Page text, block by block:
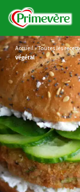
Accueil»Toutes les
végétal